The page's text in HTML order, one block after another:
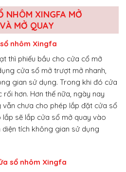
NHÔM XINGFA MỞ
MỞ QUAY
nhôm Xingfa
thì phiếu bầu cho cửa cổ mở
cửa sổ mở trượt mở nhanh,
gian sử dụng. Trong khi đó cửa
hơn. Hơn thế nữa, ngày nay
chưa cho phép lắp đặt cửa sổ
sẽ lắp cửa sổ mở quay vào
tích không gian sử dụng
sổ nhôm Xingfa